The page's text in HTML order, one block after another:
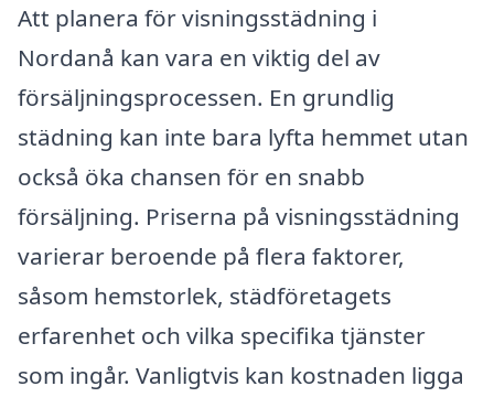
Att planera för visningsstädning i
Nordanå kan vara en viktig del av
försäljningsprocessen. En grundlig
städning kan inte bara lyfta hemmet utan
också öka chansen för en snabb
försäljning. Priserna på visningsstädning
varierar beroende på flera faktorer,
såsom hemstorlek, städföretagets
erfarenhet och vilka specifika tjänster
som ingår. Vanligtvis kan kostnaden ligga